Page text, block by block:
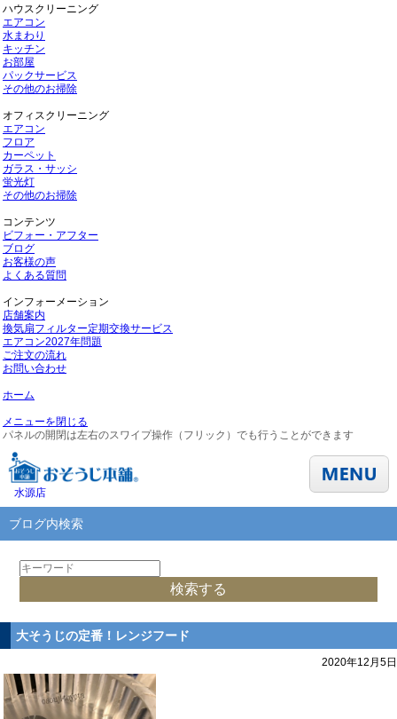
ハウスクリーニング
エアコン
水まわり
キッチン
お部屋
パックサービス
その他のお掃除
オフィスクリーニング
エアコン
フロア
カーペット
ガラス・サッシ
蛍光灯
その他のお掃除
コンテンツ
ビフォー・アフター
ブログ
お客様の声
よくある質問
インフォーメーション
店舗案内
換気扇フィルター定期交換サービス
エアコン2027年問題
ご注文の流れ
お問い合わせ
ホーム
メニューを閉じる
パネルの開閉は左右のスワイプ操作（フリック）でも行うことができます
水源店
ブログ内検索
大そうじの定番！レンジフード
2020年12月5日